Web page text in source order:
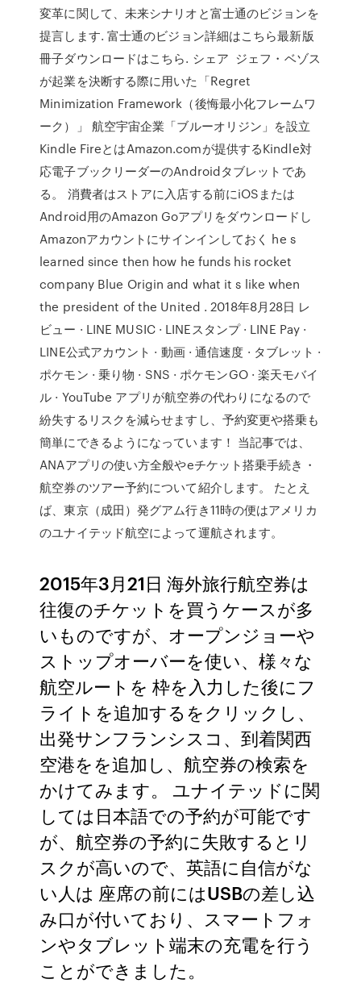
変革に関して、未来シナリオと富士通のビジョンを
提言します. 富士通のビジョン詳細はこちら最新版
冊子ダウンロードはこちら. シェア ジェフ・ベゾス
が起業を決断する際に用いた「Regret
Minimization Framework（後悔最小化フレームワ
ーク）」 航空宇宙企業「ブルーオリジン」を設立
Kindle FireとはAmazon.comが提供するKindle対
応電子ブックリーダーのAndroidタブレットであ
る。 消費者はストアに入店する前にiOSまたは
Android用のAmazon Goアプリをダウンロードし
Amazonアカウントにサインインしておく he s
learned since then how he funds his rocket
company Blue Origin and what it s like when
the president of the United . 2018年8月28日 レ
ビュー · LINE MUSIC · LINEスタンプ · LINE Pay ·
LINE公式アカウント · 動画 · 通信速度 · タブレット ·
ポケモン · 乗り物 · SNS · ポケモンGO · 楽天モバイ
ル · YouTube アプリが航空券の代わりになるので
紛失するリスクを減らせますし、予約変更や搭乗も
簡単にできるようになっています！ 当記事では、
ANAアプリの使い方全般やeチケット搭乗手続き・
航空券のツアー予約について紹介します。 たとえ
ば、東京（成田）発グアム行き11時の便はアメリカ
のユナイテッド航空によって運航されます。
2015年3月21日 海外旅行航空券は
往復のチケットを買うケースが多
いものですが、オープンジョーや
ストップオーバーを使い、様々な
航空ルートを 枠を入力した後にフ
ライトを追加するをクリックし、
出発サンフランシスコ、到着関西
空港をを追加し、航空券の検索を
かけてみます。 ユナイテッドに関
しては日本語での予約が可能です
が、航空券の予約に失敗するとリ
スクが高いので、英語に自信がな
い人は 座席の前にはUSBの差し込
み口が付いており、スマートフォ
ンやタブレット端末の充電を行う
ことができました。